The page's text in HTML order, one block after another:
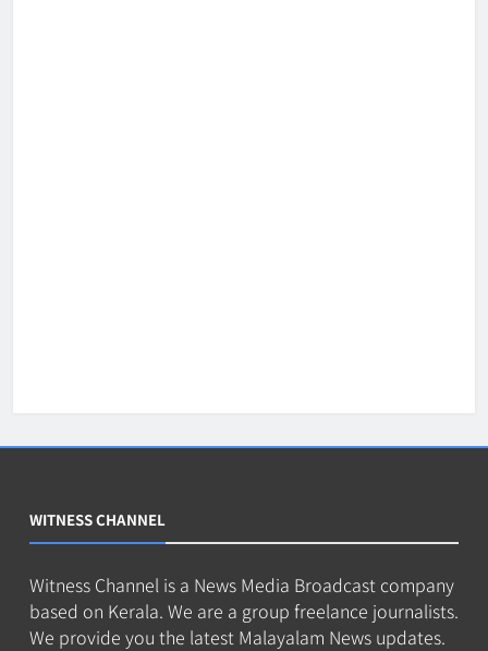
WITNESS CHANNEL
Witness Channel is a News Media Broadcast company
based on Kerala. We are a group freelance journalists.
We provide you the latest Malayalam News updates.